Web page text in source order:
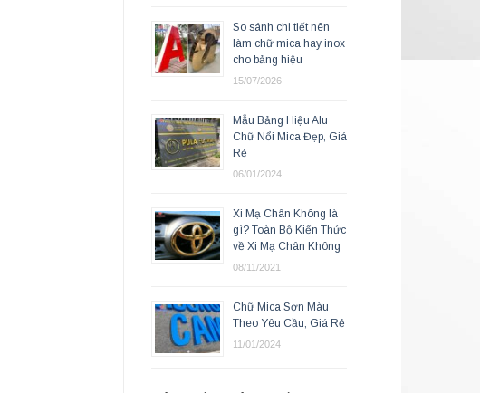
So sánh chi tiết nên
làm chữ mica hay inox
cho bảng hiệu
15/07/2026
Mẫu Bảng Hiệu Alu
Chữ Nổi Mica Đẹp, Giá
Rẻ
06/01/2024
Xi Mạ Chân Không là
gì? Toàn Bộ Kiến Thức
về Xi Mạ Chân Không
08/11/2021
Chữ Mica Sơn Màu
Theo Yêu Cầu, Giá Rẻ
11/01/2024